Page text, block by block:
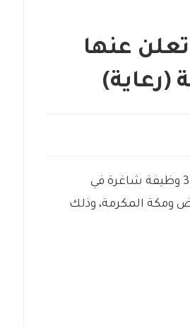
تعلن عنها
(رعاية)
عن توفر 31 وظيفة شاغرة في
ومكة المكرمة، وذلك